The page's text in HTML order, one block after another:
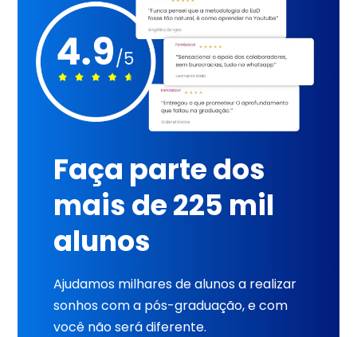
Faça parte dos
mais de 225 mil
alunos
Ajudamos milhares de alunos a realizar
sonhos com a pós-graduação, e com
você não será diferente.